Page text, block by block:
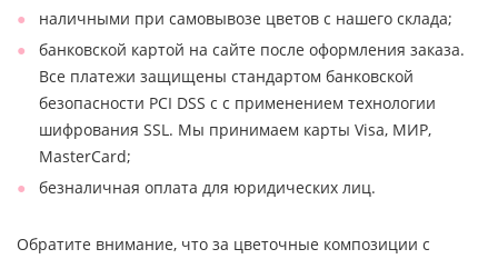
наличными при самовывозе цветов с нашего склада;
банковской картой на сайте после оформления заказа.
Все платежи защищены стандартом банковской
безопасности PCI DSS с с применением технологии
шифрования SSL. Мы принимаем карты Visa, МИР,
MasterCard;
безналичная оплата для юридических лиц.
Обратите внимание, что за цветочные композиции с